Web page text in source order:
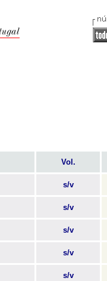
Vol.
s/v
s/v
s/v
s/v
s/v